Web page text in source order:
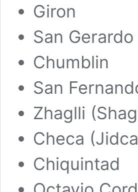
Giron
San Gerardo
Chumblin
San
Zhaglli
Checa
Chiquintad